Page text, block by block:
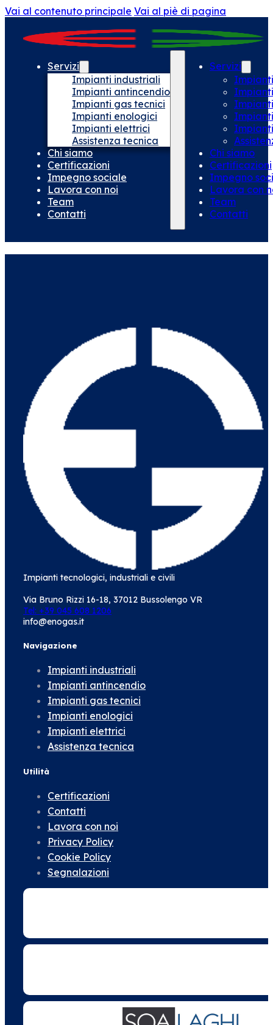
Vai al contenuto principale Vai al piè di pagina
Servizi
Impianti industriali
Impianti antincendio
Impianti gas tecnici
Impianti enologici
Impianti elettrici
Assistenza tecnica
Chi siamo
Certificazioni
Impegno sociale
Lavora con noi
Team
Contatti
Servizi
Chi siamo
Certificazioni
Impegno
Lavora con
Team
Contatti
Impianti tecnologici, industriali e civili
Via Bruno Rizzi 16-18, 37012 Bussolengo VR
Tel: +39 045 608 1206
info@enogas.it
Navigazione
Impianti industriali
Impianti antincendio
Impianti gas tecnici
Impianti enologici
Impianti elettrici
Assistenza tecnica
Utilità
Certificazioni
Contatti
Lavora con noi
Privacy Policy
Cookie Policy
Segnalazioni